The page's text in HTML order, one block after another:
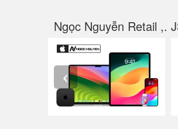
Ngọc Nguyễn Retail ,.
‹